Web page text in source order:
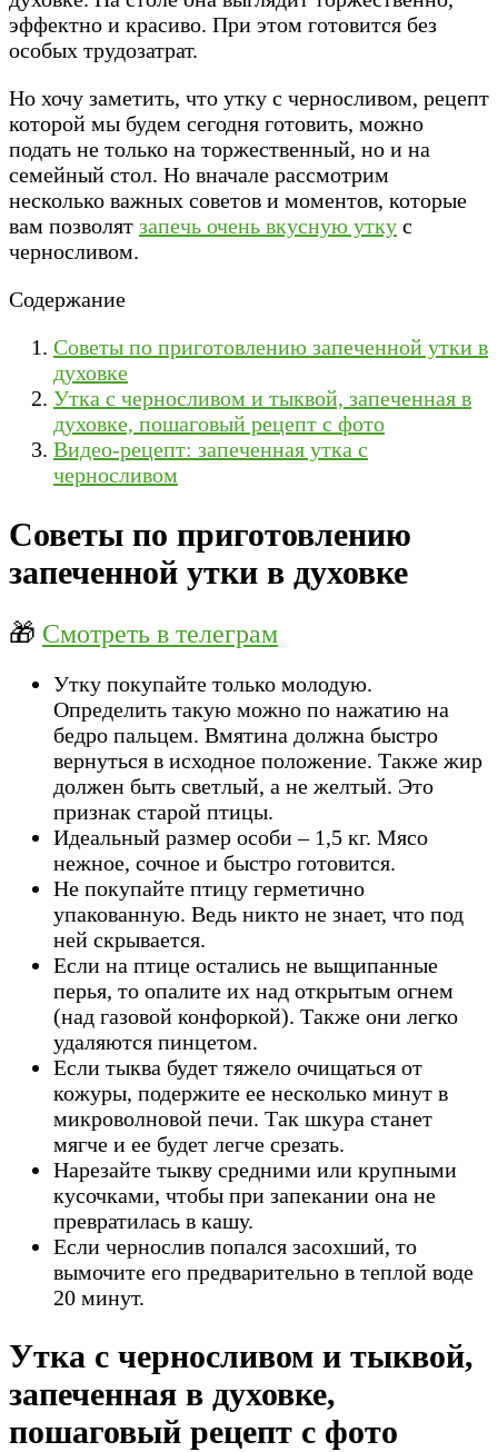
эффектно и красиво. При этом готовится без
особых трудозатрат.
Но хочу заметить, что утку с черносливом, рецепт
которой мы будем сегодня готовить, можно
подать не только на торжественный, но и на
семейный стол. Но вначале рассмотрим
несколько важных советов и моментов, которые
вам позволят запечь очень вкусную утку с
черносливом.
Содержание
Советы по приготовлению запеченной утки в
духовке
Утка с черносливом и тыквой, запеченная в
духовке, пошаговый рецепт с фото
Видео-рецепт: запеченная утка с
черносливом
Советы по приготовлению
запеченной утки в духовке
🎁 Смотреть в телеграм
Утку покупайте только молодую.
Определить такую можно по нажатию на
бедро пальцем. Вмятина должна быстро
вернуться в исходное положение. Также жир
должен быть светлый, а не желтый. Это
признак старой птицы.
Идеальный размер особи – 1,5 кг. Мясо
нежное, сочное и быстро готовится.
Не покупайте птицу герметично
упакованную. Ведь никто не знает, что под
ней скрывается.
Если на птице остались не выщипанные
перья, то опалите их над открытым огнем
(над газовой конфоркой). Также они легко
удаляются пинцетом.
Если тыква будет тяжело очищаться от
кожуры, подержите ее несколько минут в
микроволновой печи. Так шкура станет
мягче и ее будет легче срезать.
Нарезайте тыкву средними или крупными
кусочками, чтобы при запекании она не
превратилась в кашу.
Если чернослив попался засохший, то
вымочите его предварительно в теплой воде
20 минут.
Утка с черносливом и тыквой,
запеченная в духовке,
пошаговый рецепт с фото